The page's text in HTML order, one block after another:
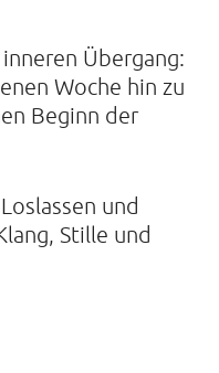
Übergang:
Woche hin zu
Beginn der
und
Stille und